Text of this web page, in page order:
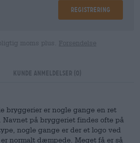
Registrering
moms plus. Forsendelse
kunde anmeldelser (0)
bryggerier er nogle gange en ret
på bryggeriet findes ofte på
nogle gange er der et logo ved
normalt dæmpede. Meget få er så